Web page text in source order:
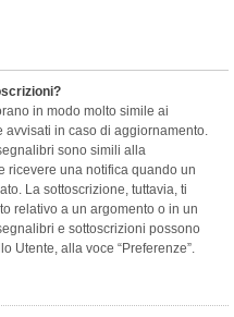
in modo molto simile ai
in caso di aggiornamento.
sono simili alla
ricevere una notifica quando un
La sottoscrizione, tuttavia, ti
relativo a un argomento o in un
e sottoscrizioni possono
Utente, alla voce “Preferenze”.